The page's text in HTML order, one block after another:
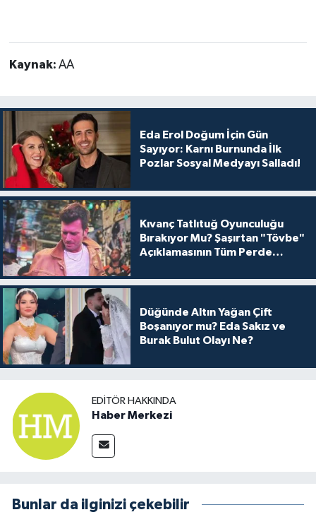
Kaynak: AA
Eda Erol Doğum İçin Gün
Sayıyor: Karnı Burnunda İlk
Pozlar Sosyal Medyayı Salladı!
Kıvanç Tatlıtuğ Oyunculuğu
Bırakıyor Mu? Şaşırtan "Tövbe"
Açıklamasının Tüm Perde
Düğünde Altın Yağan Çift
Boşanıyor mu? Eda Sakız ve
Burak Bulut Olayı Ne?
EDITÖR HAKKINDA
Haber Merkezi
Bunlar da ilginizi çekebilir